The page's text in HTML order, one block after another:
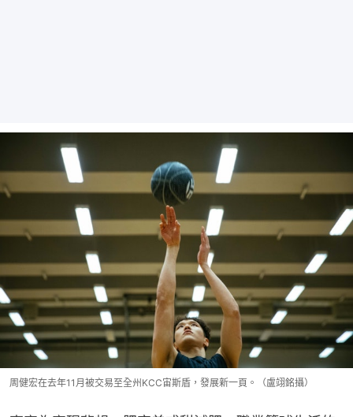
周健宏在去年11月被交易至全州KCC宙斯盾，發展新一頁。（盧翊銘攝）